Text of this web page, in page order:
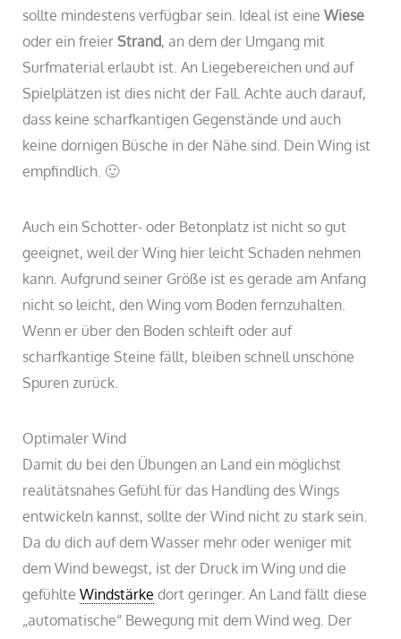
sollte mindestens verfügbar sein. Ideal ist eineWiese
oder ein freierStrand, an dem der Umgang mit
Surfmaterial erlaubt ist. An Liegebereichen und auf
Spielplätzen ist dies nicht der Fall. Achte auch darauf,
dass keine scharfkantigen Gegenstände und auch
keine dornigen Büsche in der Nähe sind. Dein Wing ist
empfindlich. 🙂
Auch ein Schotter- oder Betonplatz ist nicht so gut
geeignet, weil der Wing hier leicht Schaden nehmen
kann. Aufgrund seiner Größe ist es gerade am Anfang
nicht so leicht, den Wing vom Boden fernzuhalten.
Wenn er über den Boden schleift oder auf
scharfkantige Steine fällt, bleiben schnell unschöne
Spuren zurück.
Optimaler Wind
Damit du bei den Übungen an Land ein möglichst
realitätsnahes Gefühl für das Handling des Wings
entwickeln kannst, sollte der Wind nicht zu stark sein.
Da du dich auf dem Wasser mehr oder weniger mit
dem Wind bewegst, ist der Druck im Wing und die
gefühlteWindstärke dort geringer. An Land fällt diese
„automatische“ Bewegung mit dem Wind weg. Der